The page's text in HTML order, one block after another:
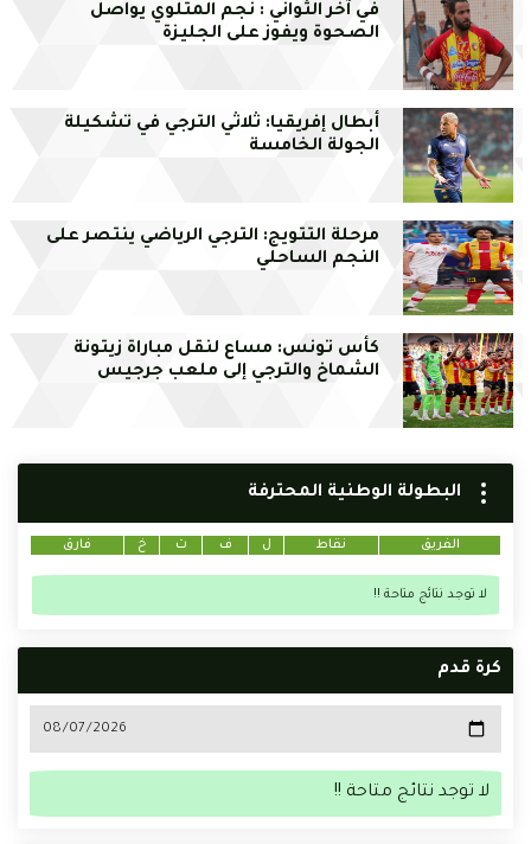
في آخر الثواني : نجم المتلوي يواصل
الصحوة ويفوز على الجليزة
أبطال إفريقيا: ثلاثي الترجي في تشكيلة
الجولة الخامسة
مرحلة التتويج: الترجي الرياضي ينتصر على
النجم الساحلي
كأس تونس: مساع لنقل مباراة زيتونة
الشماخ والترجي إلى ملعب جرجيس
البطولة الوطنية المحترفة
الفريق نقاط ل ف ت خ فارق
لا توجد نتائج متاحة !!
كرة قدم
لا توجد نتائج متاحة !!